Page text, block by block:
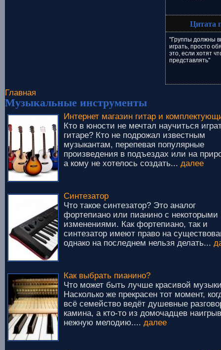
Цитата
"Группы должны
играть, просто
это, если хотят
представлять"
Главная
Музыкальные инструменты
Интернет магазин гитар и
Кто в юности не мечтал научиться
гитаре? Кто не подрожал известным
музыкантам, перепевая популярные
произведения в подъездах или на
а кому не хотелось создать... далее
Синтезатор
Что такое синтезатор? Это аналог
фортепиано или пианино с некоторыми
изменениями. Как фортепиано, так и
синтезатор имеют право на
однако на последнем нельзя делать...
Как выбрать пианино?
Что может быть лучше красивой
Насколько же прекрасен тот момент,
всё семейство ведёт душевные
камина, а кто-то из домочадцев
нежную мелодию.... далее